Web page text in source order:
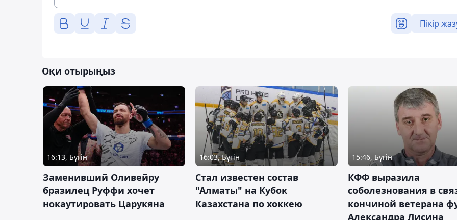
Пікір
Оқи отырыңыз
16:13, Бүгін
Заменивший Оливейру
бразилец Руффи хочет
нокаутировать Царукяна
16:03, Бүгін
Стал известен состав
"Алматы" на Кубок
Казахстана по хоккею
15:46, Бүгін
КФФ выразила
соболезнования в
кончиной ветерана
Александра Лисина